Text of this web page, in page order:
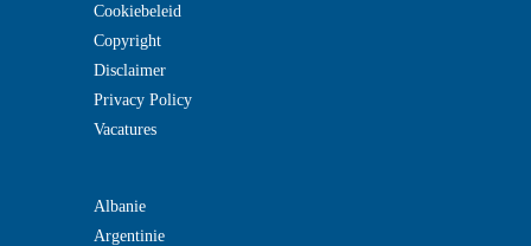
Cookiebeleid
Copyright
Disclaimer
Privacy Policy
Vacatures
Albanie
Argentinie